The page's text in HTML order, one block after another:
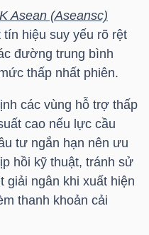
Asean (Aseansc)
tín hiệu suy yếu rõ rệt
đường trung bình
thấp nhất phiên.
các vùng hỗ trợ thấp
cao nếu lực cầu
tư ngắn hạn nên ưu
hồi kỹ thuật, tránh sử
giải ngân khi xuất hiện
thanh khoản cải